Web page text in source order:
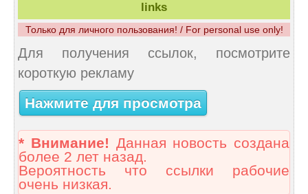
links
Только для личного пользования! / For personal use only!
Для получения ссылок, посмотрите
короткую рекламу
Нажмите для просмотра
* Внимание! Данная новость создана
более 2 лет назад.
Вероятность что ссылки рабочие
очень низкая.